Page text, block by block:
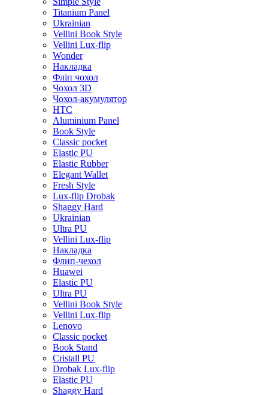
Titanium Panel
Ukrainian
Vellini Book Style
Vellini Lux-flip
Wonder
Накладка
Фліп чохол
Чохол 3D
Чохол-акумулятор
HTC
Aluminium Panel
Book Style
Classic pocket
Elastic PU
Elastic Rubber
Elegant Wallet
Fresh Style
Lux-flip Drobak
Shaggy Hard
Ukrainian
Ultra PU
Vellini Lux-flip
Накладка
Флип-чехол
Huawei
Elastic PU
Ultra PU
Vellini Book Style
Vellini Lux-flip
Lenovo
Classic pocket
Book Stand
Cristall PU
Drobak Lux-flip
Elastic PU
Shaggy Hard